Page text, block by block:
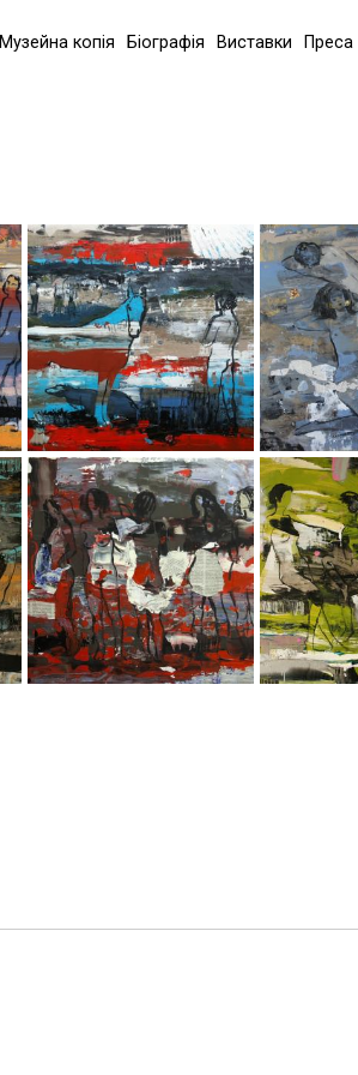
Музейна копія Біографія Виставки Преса